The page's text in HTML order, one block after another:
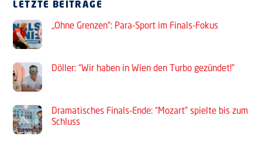
LETZTE BEITRÄGE
„Ohne Grenzen“: Para-Sport im Finals-Fokus
Döller: “Wir haben in Wien den Turbo gezündet!”
Dramatisches Finals-Ende: “Mozart” spielte bis zum
Schluss